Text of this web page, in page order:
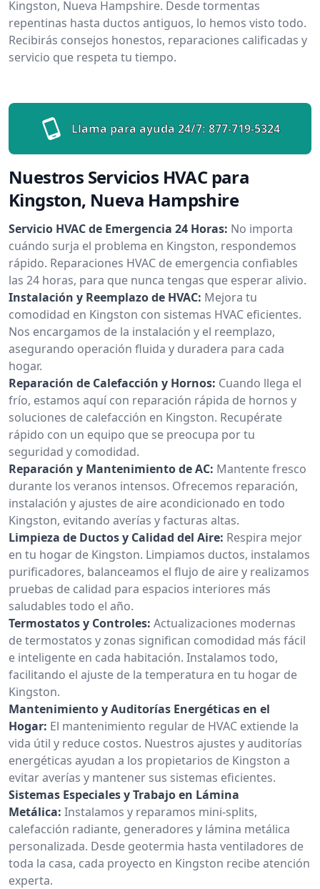
Kingston, Nueva Hampshire. Desde tormentas
repentinas hasta ductos antiguos, lo hemos visto todo.
Recibirás consejos honestos, reparaciones calificadas y
servicio que respeta tu tiempo.
Llama para ayuda 24/7: 877-719-5324
Nuestros Servicios HVAC para
Kingston, Nueva Hampshire
Servicio HVAC de Emergencia 24 Horas: No importa
cuándo surja el problema en Kingston, respondemos
rápido. Reparaciones HVAC de emergencia confiables
las 24 horas, para que nunca tengas que esperar alivio.
Instalación y Reemplazo de HVAC: Mejora tu
comodidad en Kingston con sistemas HVAC eficientes.
Nos encargamos de la instalación y el reemplazo,
asegurando operación fluida y duradera para cada
hogar.
Reparación de Calefacción y Hornos: Cuando llega el
frío, estamos aquí con reparación rápida de hornos y
soluciones de calefacción en Kingston. Recupérate
rápido con un equipo que se preocupa por tu
seguridad y comodidad.
Reparación y Mantenimiento de AC: Mantente fresco
durante los veranos intensos. Ofrecemos reparación,
instalación y ajustes de aire acondicionado en todo
Kingston, evitando averías y facturas altas.
Limpieza de Ductos y Calidad del Aire: Respira mejor
en tu hogar de Kingston. Limpiamos ductos, instalamos
purificadores, balanceamos el flujo de aire y realizamos
pruebas de calidad para espacios interiores más
saludables todo el año.
Termostatos y Controles: Actualizaciones modernas
de termostatos y zonas significan comodidad más fácil
e inteligente en cada habitación. Instalamos todo,
facilitando el ajuste de la temperatura en tu hogar de
Kingston.
Mantenimiento y Auditorías Energéticas en el
Hogar: El mantenimiento regular de HVAC extiende la
vida útil y reduce costos. Nuestros ajustes y auditorías
energéticas ayudan a los propietarios de Kingston a
evitar averías y mantener sus sistemas eficientes.
Sistemas Especiales y Trabajo en Lámina
Metálica: Instalamos y reparamos mini-splits,
calefacción radiante, generadores y lámina metálica
personalizada. Desde geotermia hasta ventiladores de
toda la casa, cada proyecto en Kingston recibe atención
experta.